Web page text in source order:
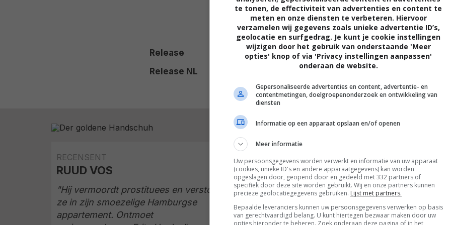
Göbel, Tom Hoßbach ,Jonas Dassler,
Laurens Walter, Greta Sophie Schmidt,
Jessica Kosmalla.
Release
09.02.2019
Release NL
RECENSENT
RUUD VOS
"Hij vermoordt prostituees en verstopt
ze in zijn smoezelige Hamburgse
appartement. Ontmoet
Filmtotaal
Recensie
Regie:Fatih Akin |Cast:Jonas Dassler (Fritz
Studt (Helga Denningsen), Marc Hosemann
Schultz), Tristan Göbel (Willi), Martina Eitner-
minuten |Jaar:2019
te tonen, de effectiviteit van advertenties en content te
meten en onze diensten te verbeteren. Hiervoor
verzamelen wij gegevens zoals unieke advertentie ID’s,
geolocatie en surfgedrag. Je kunt je cookie instellingen
wijzigen door het gebruik van onderstaande 'Meer
opties' knop of via 'Privacy instellingen aanpassen'
onderaan de website.
Gepersonaliseerde advertenties en content, advertentie- en
contentmetingen, doelgroepenonderzoek en ontwikkeling van
diensten
Informatie op een apparaat opslaan en/of openen
Meer informatie
Uw persoonsgegevens worden verwerkt en informatie van uw apparaat
(cookies, unieke ID's en andere apparaatgegevens) kan worden
opgeslagen door, geopend door en gedeeld met 332 partners of
specifiek door deze site worden gebruikt. Wij en onze partners kunnen
precieze geolocatiegegevens gebruiken. Lijst met partners.
Bepaalde leveranciers kunnen uw persoonsgegevens verwerken op basis
van gerechtvaardigd belang. U kunt hiertegen bezwaar maken door uw
opties hieronder te beheren. Zoek onderaan deze pagina of in het